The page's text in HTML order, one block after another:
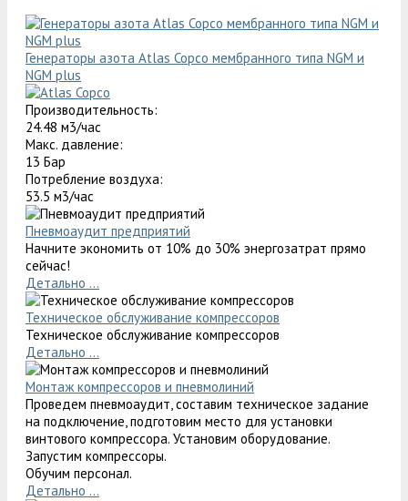
Генераторы азота Atlas Copco мембранного типа NGM и
NGM plus
Производительность:
24.48 м3/час
Макс. давление:
13 Бар
Потребление воздуха:
53.5 м3/час
Пневмоаудит предприятий
Начните экономить от 10% до 30% энергозатрат прямо
сейчас!
Детально ...
Техническое обслуживание компрессоров
Техническое обслуживание компрессоров
Детально ...
Монтаж компрессоров и пневмолиний
Проведем пневмоаудит, составим техническое задание
на подключение, подготовим место для установки
винтового компрессора. Установим оборудование.
Запустим компрессоры.
Обучим персонал.
Детально ...